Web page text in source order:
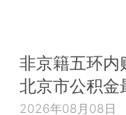
非京籍五环内
北京市公积
2026年08月08日